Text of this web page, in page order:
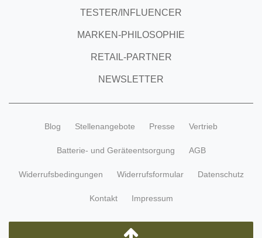
TESTER/INFLUENCER
MARKEN-PHILOSOPHIE
RETAIL-PARTNER
NEWSLETTER
Blog Stellenangebote Presse Vertrieb
Batterie- und Geräteentsorgung AGB
Widerrufsbedingungen Widerrufsformular Datenschutz
Kontakt Impressum